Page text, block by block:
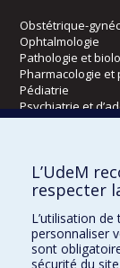
Obstétrique-
Ophtalmologie
Pathologie et
Pharmacologie et
Pédiatrie
Psychiatrie et
Radiologie,
Écoles
Orthophonie et
Réadaptation
L’UdeM
respecter
L’utilisation
personnaliser
sont
sécurité du